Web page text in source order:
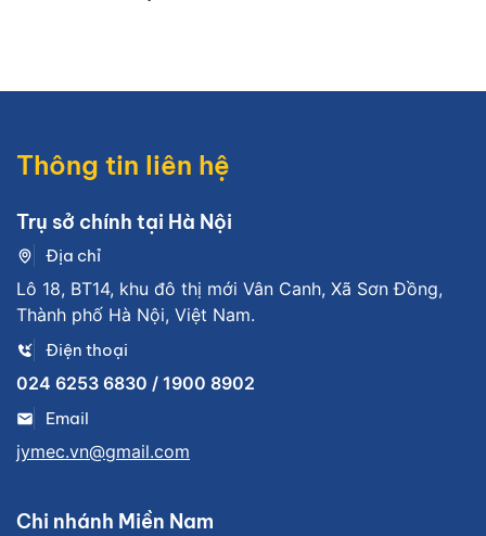
Thông tin liên hệ
Trụ sở chính tại Hà Nội
Địa chỉ
Lô 18, BT14, khu đô thị mới Vân Canh, Xã Sơn Đồng,
Thành phố Hà Nội, Việt Nam.
Điện thoại
024 6253 6830 / 1900 8902
Email
jymec.vn@gmail.com
Chi nhánh Miền Nam